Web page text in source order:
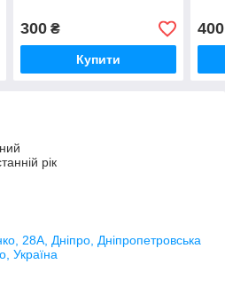
300₴
Купити
400
рік
28А, Дніпро, Дніпропетровська
Україна